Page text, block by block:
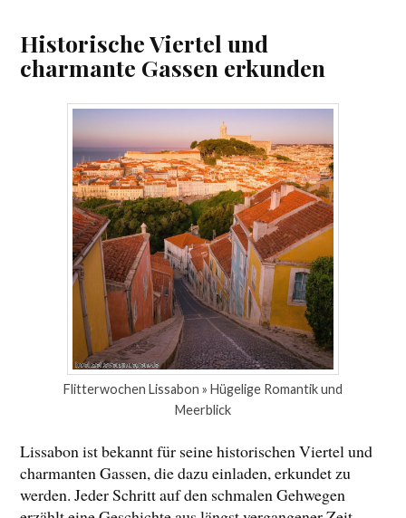
Historische Viertel und
charmante Gassen erkunden
Flitterwochen Lissabon » Hügelige Romantik und
Meerblick
Lissabon ist bekannt für seine historischen Viertel und
charmanten Gassen, die dazu einladen, erkundet zu
werden. Jeder Schritt auf den schmalen Gehwegen